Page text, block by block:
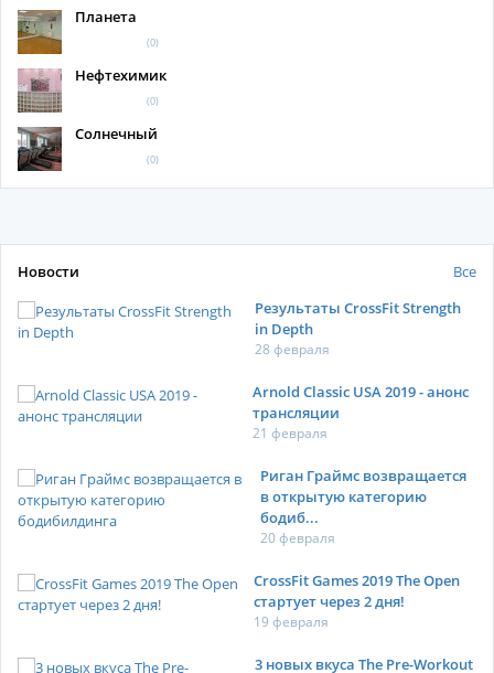
Планета
(0)
Нефтехимик
(0)
Солнечный
(0)
Новости
Все
Результаты CrossFit Strength
in Depth
28 февраля
Arnold Classic USA 2019 - анонс
трансляции
21 февраля
Риган Граймс возвращается
в открытую категорию
бодиб...
20 февраля
CrossFit Games 2019 The Open
стартует через 2 дня!
19 февраля
3 новых вкуса The Pre-Workout